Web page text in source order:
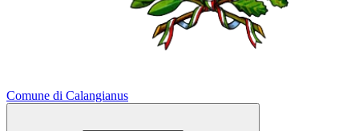
Comune di Calangianus